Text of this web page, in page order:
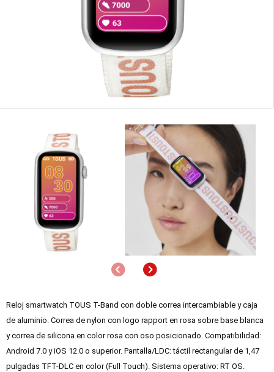
AnteriorSiguiente
Reloj smartwatch TOUS T-Band con doble correa intercambiable y caja
de aluminio. Correa de nylon con logo rapport en rosa sobre base blanca
y correa de silicona en color rosa con oso posicionado. Compatibilidad:
Android 7.0 y iOS 12.0 o superior. Pantalla/LDC: táctil rectangular de 1,47
pulgadas TFT-DLC en color (Full Touch). Sistema operativo: RT OS.